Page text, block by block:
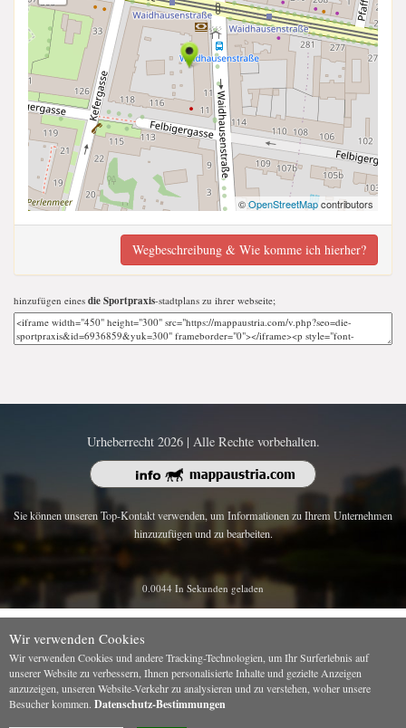
©OpenStreetMapcontributors
Wegbeschreibung & Wie komme ich hierher?
hinzufügen eines die Sportpraxis-stadtplans zu ihrer webseite;
Urheberrecht 2026 | Alle Rechte vorbehalten.
Sie können unseren Top-Kontakt verwenden, um Informationen zu Ihrem Unternehmen
hinzuzufügen und zu bearbeiten.
0.0044 In Sekunden geladen
Wir verwenden Cookies
Wir verwenden Cookies und andere Tracking-Technologien, um Ihr Surferlebnis auf
unserer Website zu verbessern, Ihnen personalisierte Inhalte und gezielte Anzeigen
anzuzeigen, unseren Website-Verkehr zu analysieren und zu verstehen, woher unsere
Besucher kommen. Datenschutz-Bestimmungen